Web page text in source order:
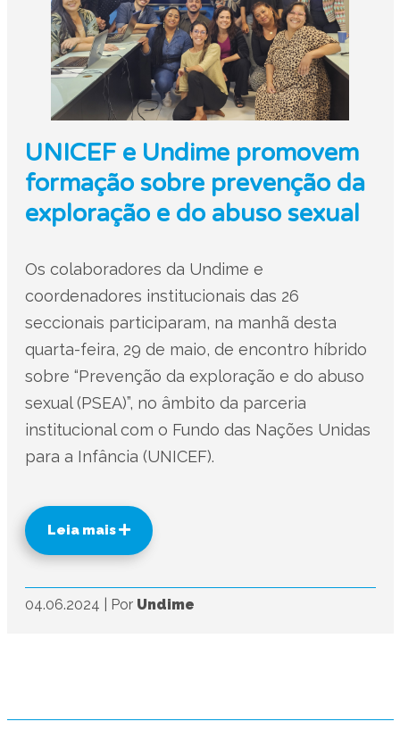
UNICEF e Undime promovem
formação sobre prevenção da
exploração e do abuso sexual
Os colaboradores da Undime e
coordenadores institucionais das 26
seccionais participaram, na manhã desta
quarta-feira, 29 de maio, de encontro híbrido
sobre “Prevenção da exploração e do abuso
sexual (PSEA)”, no âmbito da parceria
institucional com o Fundo das Nações Unidas
para a Infância (UNICEF).
Leia mais
04.06.2024 Por Undime